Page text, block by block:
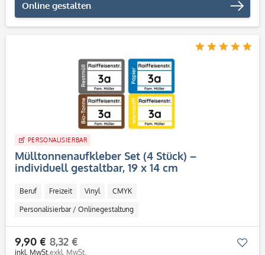
Online gestalten
PERSONALISIERBAR
Mülltonnenaufkleber Set (4 Stück) –
individuell gestaltbar, 19 x 14 cm
Beruf Freizeit Vinyl CMYK
Personalisierbar / Onlinegestaltung
9,90 €
inkl. MwSt.
8,32 €
exkl. MwSt.